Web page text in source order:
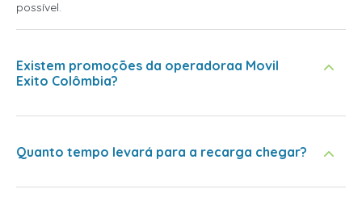
possível.
Existem promoções da operadoraa Movil
Exito Colômbia?
Quanto tempo levará para a recarga chegar?